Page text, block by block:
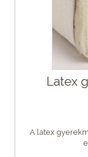
Latex
A latex